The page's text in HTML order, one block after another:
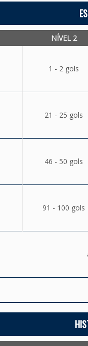
NÍVEL 2
1 - 2 gols
21 - 25 gols
46 - 50 gols
91 - 100 gols